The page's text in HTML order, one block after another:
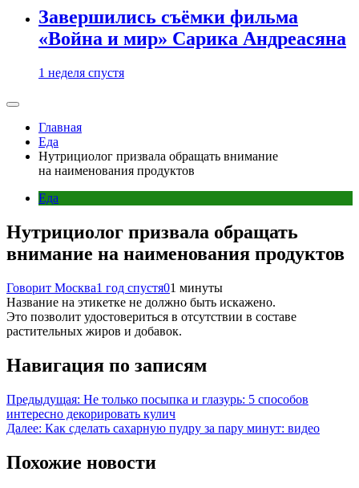
Завершились съёмки фильма
«Война и мир» Сарика Андреасяна
1 неделя спустя
Главная
Еда
Нутрициолог призвала обращать внимание
на наименования продуктов
Еда
Нутрициолог призвала обращать
внимание на наименования продуктов
Говорит Москва1 год спустя01 минуты
Название на этикетке не должно быть искажено.
Это позволит удостовериться в отсутствии в составе
растительных жиров и добавок.
Навигация по записям
Предыдущая: Не только посыпка и глазурь: 5 способов
интересно декорировать кулич
Далее: Как сделать сахарную пудру за пару минут: видео
Похожие новости